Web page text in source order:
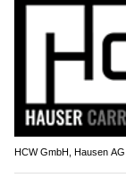
HCW GmbH, Hausen